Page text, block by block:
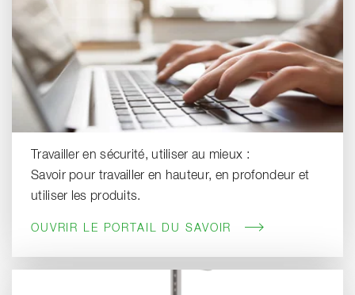
Travailler en sécurité, utiliser au mieux :
Savoir pour travailler en hauteur, en profondeur et
utiliser les produits.
OUVRIR LE PORTAIL DU SAVOIR